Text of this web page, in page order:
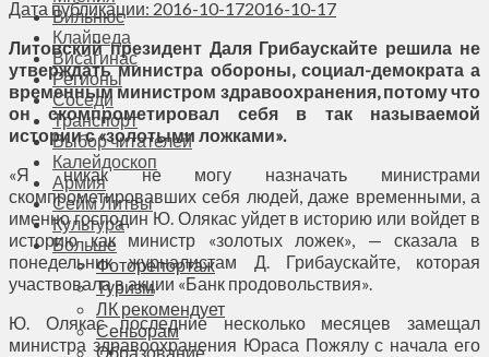
Вильнюс
Клайпеда
Висагинас
Регионы
Соседи
Транспорт
Выбор читателей
Калейдоскоп
Армия
Сейм Литвы
Культура
Больше
Фоторепортаж
Туризм
ЛК рекомендует
Сеньорам
Образование
Дата публикации: 2016-10-172016-10-17
Литовский президент Даля Грибаускайте решила не
утверждать министра обороны, социал-демократа а
временным министром здравоохранения, потому что
он скомпрометировал себя в так называемой
истории с «золотыми ложками».
«Я никак не могу назначать министрами
скомпрометировавших себя людей, даже временными, а
именно господин Ю. Олякас уйдет в историю или войдет в
историю как министр «золотых ложек», — сказала в
понедельник журналистам Д. Грибаускайте, которая
участвовала в акции «Банк продовольствия».
Ю. Олякас последние несколько месяцев замещал
министра здравоохранения Юраса Пожялу с начала его